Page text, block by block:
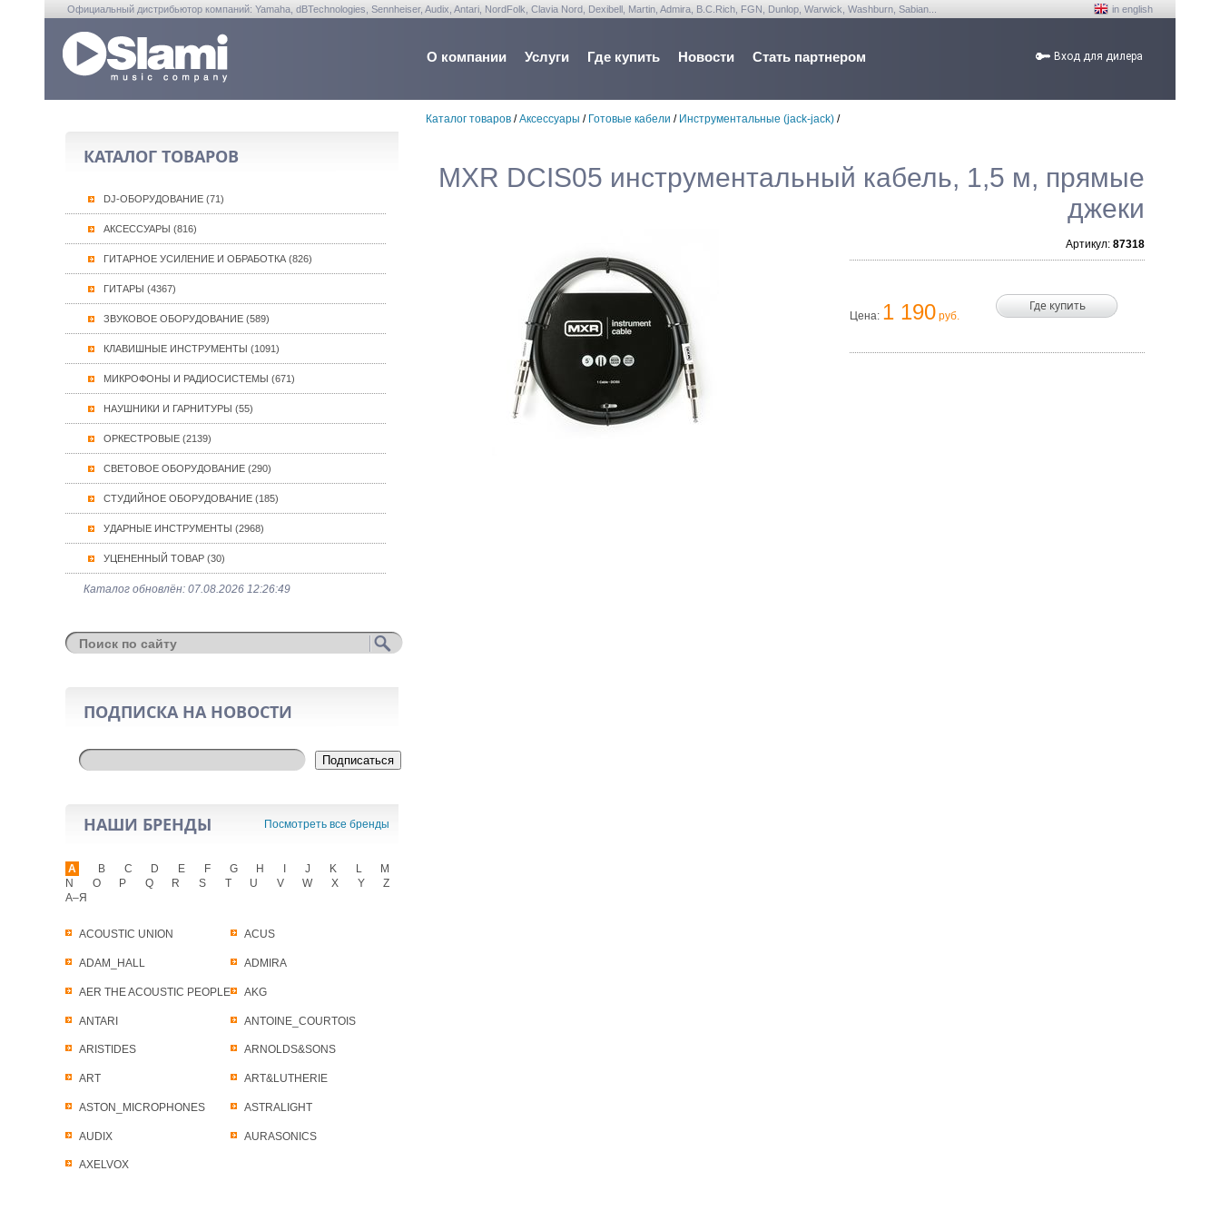
Официальный дистрибьютор компаний: Yamaha, dBTechnologies, Sennheiser, Audix, Antari, NordFolk, Clavia Nord, Dexibell, Martin, Admira, B.C.Rich, FGN, Dunlop, Warwick, Washburn, Sabian... in english
О компании Услуги Где купить Новости Стать партнером Вход для дилера
КАТАЛОГ ТОВАРОВ
DJ-ОБОРУДОВАНИЕ (71)
АКСЕССУАРЫ (816)
ГИТАРНОЕ УСИЛЕНИЕ И ОБРАБОТКА (826)
ГИТАРЫ (4367)
ЗВУКОВОЕ ОБОРУДОВАНИЕ (589)
КЛАВИШНЫЕ ИНСТРУМЕНТЫ (1091)
МИКРОФОНЫ И РАДИОСИСТЕМЫ (671)
НАУШНИКИ И ГАРНИТУРЫ (55)
ОРКЕСТРОВЫЕ (2139)
СВЕТОВОЕ ОБОРУДОВАНИЕ (290)
СТУДИЙНОЕ ОБОРУДОВАНИЕ (185)
УДАРНЫЕ ИНСТРУМЕНТЫ (2968)
УЦЕНЕННЫЙ ТОВАР (30)
Каталог обновлён: 07.08.2026 12:26:49
ПОДПИСКА НА НОВОСТИ
Подписаться
НАШИ БРЕНДЫ Посмотреть все бренды
A
ACOUSTIC UNION ACUS
ADAM_HALL ADMIRA
AER THE ACOUSTIC PEOPLE AKG
ANTARI ANTOINE_COURTOIS
ARISTIDES ARNOLDS&SONS
ART ART&LUTHERIE
ASTON_MICROPHONES ASTRALIGHT
AUDIX AURASONICS
AXELVOX
B C D E F G H J K L
M
N
O P Q R S T U V W X Y
Z
А–Я
Каталог товаров /Аксессуары / Готовые кабели / Инструментальные (jack-jack) /
MXR DCIS05 инструментальный кабель, 1,5 м, прямые
джеки
Артикул: 87318
Цена: 1 190 руб.
Где купить